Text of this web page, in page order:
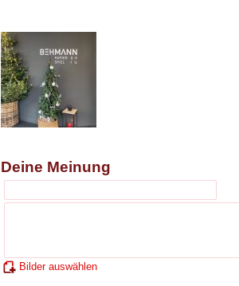
Deine Meinung
Bilder auswählen